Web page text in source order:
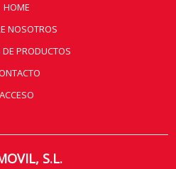
HOME
NOSOTROS
DE PRODUCTOS
ACCESO
S.L.